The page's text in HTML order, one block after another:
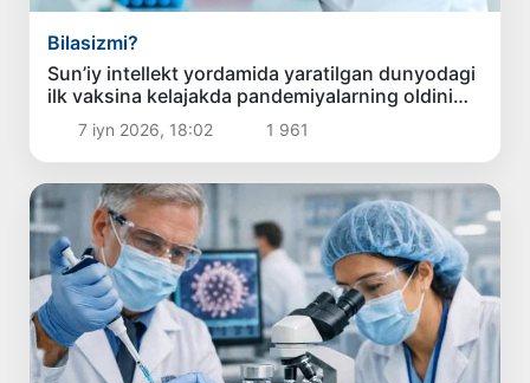
Bilasizmi?
Sun’iy intellekt yordamida yaratilgan dunyodagi
ilk vaksina kelajakda pandemiyalarning oldini
olishi mumkin
7 iyn 2026, 18:02 1 961